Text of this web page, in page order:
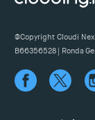
@Copyright Cloudi
B66356528 | Ronda